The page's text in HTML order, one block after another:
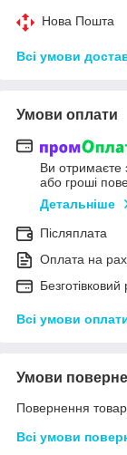
Нова Пошта
Всі умови
Умови оплати
Ви отримаєте
або гроші
Детальніше
Післяплата
Оплата на
Всі умови
Умови
Повернення
Всі умови